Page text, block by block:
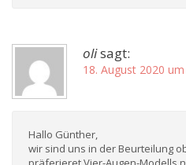
olisagt:
18. August 2020
Hallo Günther,
wir sind uns in der Beurteilung